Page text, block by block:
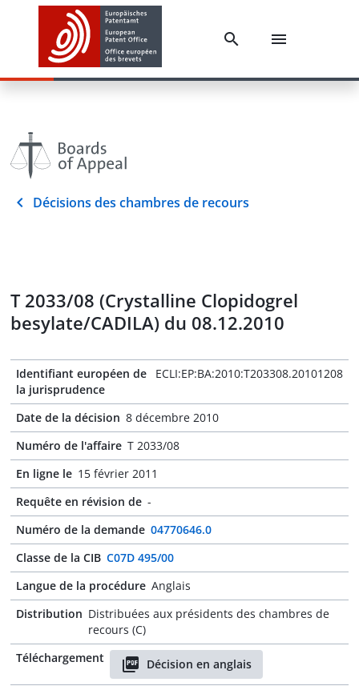
Décisions des chambres de recours
T 2033/08 (Crystalline Clopidogrel
besylate/CADILA) du 08.12.2010
Identifiant européen de
la jurisprudence
ECLI:EP:BA:2010:T203308.20101208
Date de la décision 8 décembre 2010
Numéro de l'affaire T 2033/08
En ligne le 15 février 2011
Requête en révision de -
Numéro de la demande 04770646.0
Classe de la CIB C07D 495/00
Langue de la procédure Anglais
Distribution Distribuées aux présidents des chambres de
recours (C)
Téléchargement
Décision en anglais